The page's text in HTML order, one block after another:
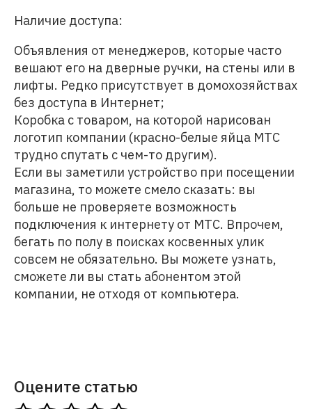
Наличие доступа:
Объявления от менеджеров, которые часто
вешают его на дверные ручки, на стены или в
лифты. Редко присутствует в домохозяйствах
без доступа в Интернет;
Коробка с товаром, на которой нарисован
логотип компании (красно-белые яйца МТС
трудно спутать с чем-то другим).
Если вы заметили устройство при посещении
магазина, то можете смело сказать: вы
больше не проверяете возможность
подключения к интернету от МТС. Впрочем,
бегать по полу в поисках косвенных улик
совсем не обязательно. Вы можете узнать,
сможете ли вы стать абонентом этой
компании, не отходя от компьютера.
Оцените статью